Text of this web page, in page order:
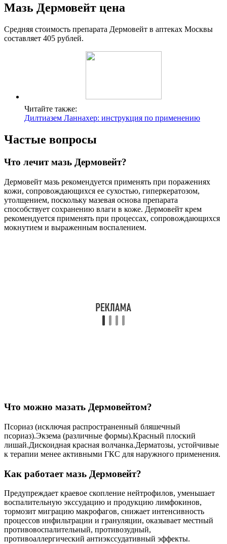
Мазь Дермовейт цена
Средняя стоимость препарата Дермовейт в аптеках Москвы
составляет 405 рублей.
Читайте также:
Дилтиазем Ланнахер: инструкция по применению
Частые вопросы
Что лечит мазь Дермовейт?
Дермовейт мазь рекомендуется применять при поражениях
кожи, сопровождающихся ее сухостью, гиперкератозом,
утолщением, поскольку мазевая основа препарата
способствует сохранению влаги в коже. Дермовейт крем
рекомендуется применять при процессах, сопровождающихся
мокнутием и выраженным воспалением.
Что можно мазать Дермовейтом?
Псориаз (исключая распространенный бляшечный
псориаз).Экзема (различные формы).Красный плоский
лишай.Дискоидная красная волчанка.Дерматозы, устойчивые
к терапии менее активными ГКС для наружного применения.
Как работает мазь Дермовейт?
Предупреждает краевое скопление нейтрофилов, уменьшает
воспалительную экссудацию и продукцию лимфокинов,
тормозит миграцию макрофагов, снижает интенсивность
процессов инфильтрации и грануляции, оказывает местный
противовоспалительный, противозудный,
противоаллергический антиэкссудативный эффекты.